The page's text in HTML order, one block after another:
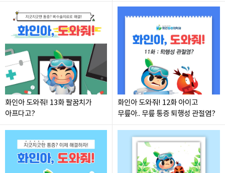
화인아 도와줘! 13화 팔꿈치가
아프다고?
화인아 도와줘! 12화 아이고
무릎아.. 무릎 통증 퇴행성 관절염?